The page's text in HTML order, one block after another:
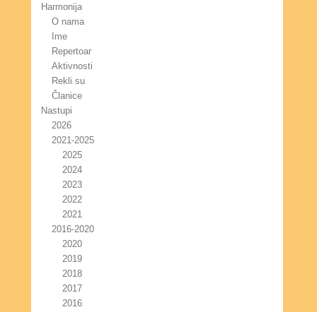
Harmonija
O nama
Ime
Repertoar
Aktivnosti
Rekli su
Članice
Nastupi
2026
2021-2025
2025
2024
2023
2022
2021
2016-2020
2020
2019
2018
2017
2016